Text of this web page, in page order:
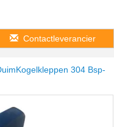
Contactleverancier
304 Bsp-